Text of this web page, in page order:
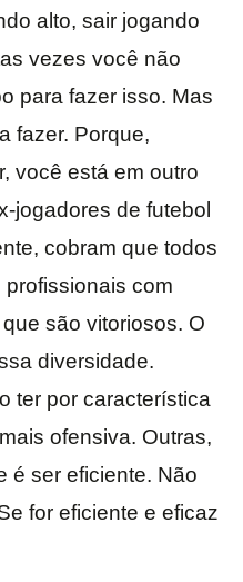
alto, sair jogando
vezes você não
para fazer isso. Mas
fazer. Porque,
você está em outro
jogadores de futebol
cobram que todos
com
são vitoriosos. O
diversidade.
ter por característica
ofensiva. Outras,
é ser eficiente. Não
for eficiente e eficaz